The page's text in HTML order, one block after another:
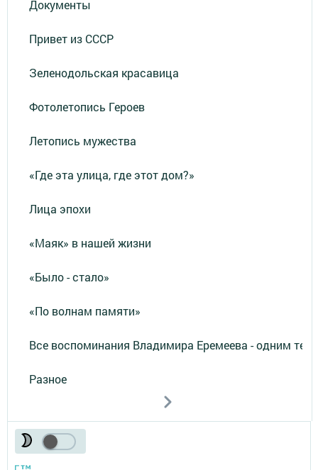
Документы
Привет из СССР
Зеленодольская красавица
Фотолетопись Героев
Летопись мужества
«Где эта улица, где этот дом?»
Лица эпохи
«Маяк» в нашей жизни
«Было - стало»
«По волнам памяти»
Все воспоминания Владимира Еремеева - одним
Разное